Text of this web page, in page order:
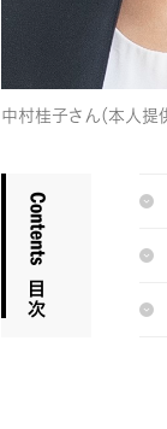
中村桂子さん（本人提供